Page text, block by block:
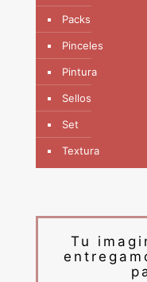
Packs
Pinceles
Pintura
Sellos
Set
Textura
Tu